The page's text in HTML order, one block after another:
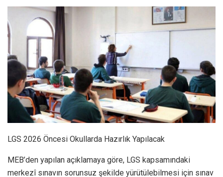
LGS 2026 Öncesi Okullarda Hazırlık Yapılacak
MEB’den yapılan açıklamaya göre, LGS kapsamındaki
merkezî sınavın sorunsuz şekilde yürütülebilmesi için sınav